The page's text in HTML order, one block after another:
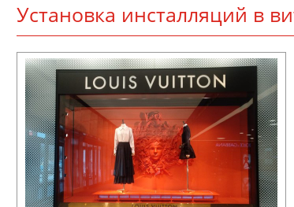
Ус­та­нов­ка инс­тал­ля­ций в